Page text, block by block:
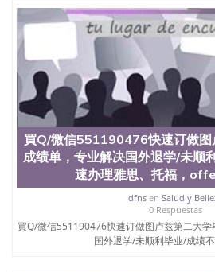
University）圣何塞州立大学毕业
University）圣何塞州立大学毕业
University）圣何塞州立大学成绩
University）圣何塞州立大学成绩
University）圣何塞州立大学成绩
University）成绩单圣何塞州立大
State University）圣何塞州立大学
University）圣何塞州立大学（San
University）圣何塞州立大学（
University）圣何塞州立大学（
University）圣何塞州立大学文凭
University）圣何塞州立大学文凭
University）文凭圣何塞州立大学
State University）圣何塞州立大学
State University）圣何塞州立大
State University）圣何塞州立大
State University）圣 塞州立大学
買Q/微信551190476快速订做图
成绩单，专业解决国外退学/未顺
速办理雅思、托福，
dfnsen Salud y
0 Respuestas
買Q/微信551190476快速订做图卢兹第二大
国外退学/未顺利毕业/成绩